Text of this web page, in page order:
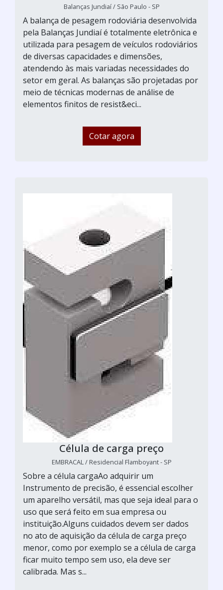
Balanças Jundiaí / São Paulo - SP
A balança de pesagem rodoviária desenvolvida
pela Balanças Jundiaí é totalmente eletrônica e
utilizada para pesagem de veículos rodoviários
de diversas capacidades e dimensões,
atendendo às mais variadas necessidades do
setor em geral. As balanças são projetadas por
meio de técnicas modernas de análise de
elementos finitos de resist&eci...
Cotar agora
Célula de carga preço
EMBRACAL / Residencial Flamboyant - SP
Sobre a célula cargaAo adquirir um
Instrumento de precisão, é essencial escolher
um aparelho versátil, mas que seja ideal para o
uso que será feito em sua empresa ou
instituição.Alguns cuidados devem ser dados
no ato de aquisição da célula de carga preço
menor, como por exemplo se a célula de carga
ficar muito tempo sem uso, ela deve ser
calibrada. Mas s...